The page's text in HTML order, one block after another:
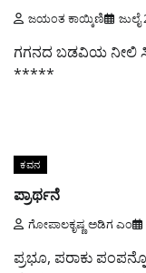
ಜಯಂತ ಕಾಯ್ಕಿಣಿ ಜುಲೈ
ಗಗನದ ಬಡವಿಯ ನೀಲಿ
*****
ಕವನ
ಪ್ರಾರ್ಥನೆ
ಗೋಪಾಲಕೃಷ್ಣ ಅಡಿಗ ಎಂ
ಪ್ರಭೂ, ಪರಾಕು